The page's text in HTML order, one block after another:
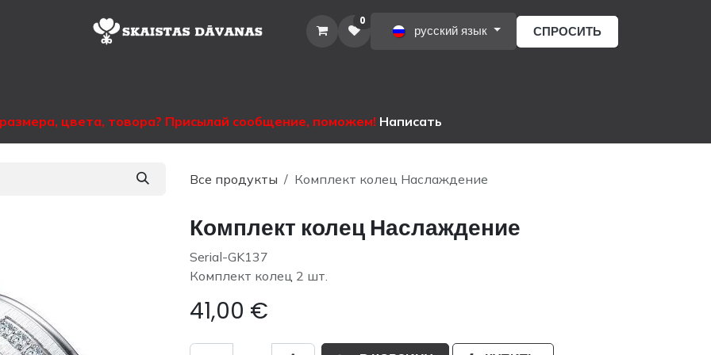
0
русский язык СПРОСИТЬ
цвета, товора? Присылай сообщение, поможем! Написать
Все продукты Комплект колец Наслаждение
Комплект колец Наслаждение
Serial-GK137
Комплект колец 2 шт.
41,00 €